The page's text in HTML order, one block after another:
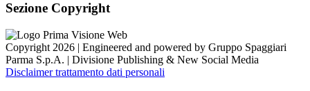
Sezione Copyright
Copyright 2026 | Engineered and powered by Gruppo Spaggiari
Parma S.p.A. | Divisione Publishing & New Social Media
Disclaimer trattamento dati personali